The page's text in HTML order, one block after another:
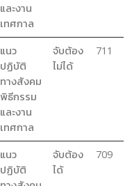
และงาน
เทศกาล
แนว
ปฏิบัติ
ทางสังคม
พิธีกรรม
และงาน
เทศกาล
จับต้อง
ไม่ได้
711
แนว
ปฏิบัติ
จับต้อง
ได้
709